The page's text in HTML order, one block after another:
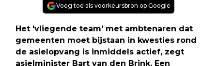
Voeg toe als voorkeursbron op Google
Het 'vliegende team' met ambtenaren dat
gemeenten moet bijstaan in kwesties rond
de asielopvang is inmiddels actief, zegt
asielminister Bart van den Brink. Een